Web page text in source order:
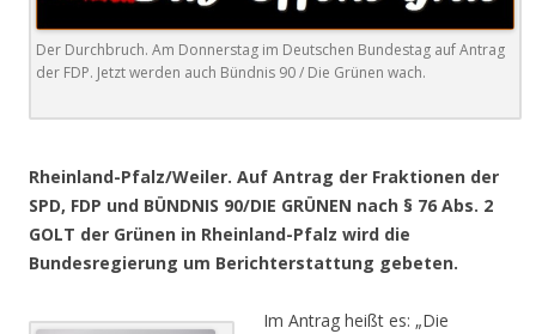
Der Durchbruch. Am Donnerstag im Deutschen Bundestag auf Antrag
der FDP. Jetzt werden auch Bündnis 90 / Die Grünen wach.
Rheinland-Pfalz/Weiler. Auf Antrag der Fraktionen der
SPD, FDP und BÜNDNIS 90/DIE GRÜNEN nach § 76 Abs. 2
GOLT der Grünen in Rheinland-Pfalz wird die
Bundesregierung um Berichterstattung gebeten.
Im Antrag heißt es: „Die